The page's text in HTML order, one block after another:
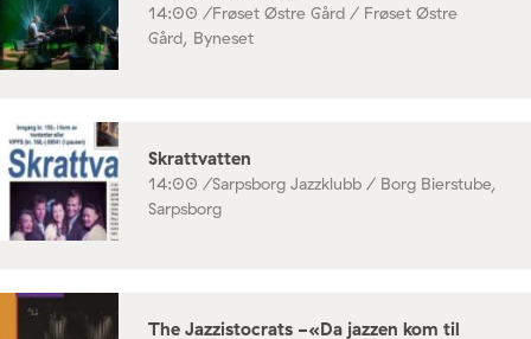
14:00 /Frøset Østre Gård / Frøset Østre
Gård, Byneset
Skrattvatten
14:00 /Sarpsborg Jazzklubb / Borg Bierstube,
Sarpsborg
The Jazzistocrats -«Da jazzen kom til